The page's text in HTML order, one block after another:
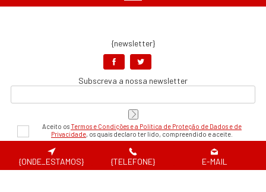
{newsletter}
Subscreva a nossa newsletter
Aceito osTermos e Condições e a Política de Proteção de Dados e de
Privacidade, os quais declaro ter lido, compreendido e aceite.
{pagamentos_seguros}
{ONDE_ESTAMOS} {TELEFONE} E-MAIL